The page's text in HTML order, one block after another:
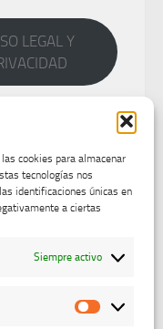
cookies para almacenar
tecnologías nos
identificaciones únicas en
a ciertas
Siempre activo
LEGAL Y